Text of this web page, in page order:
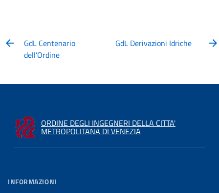
GdL Centenario
dell’Ordine
GdL Derivazioni Idriche
ORDINE DEGLI INGEGNERI DELLA CITTA'
METROPOLITANA DI VENEZIA
INFORMAZIONI